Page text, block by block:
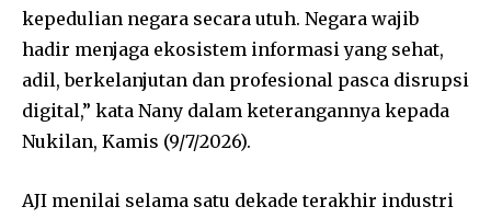
kepedulian negara secara utuh. Negara wajib
hadir menjaga ekosistem informasi yang sehat,
adil, berkelanjutan dan profesional pasca disrupsi
digital,” kata Nany dalam keterangannya kepada
Nukilan, Kamis (9/7/2026).
AJI menilai selama satu dekade terakhir industri